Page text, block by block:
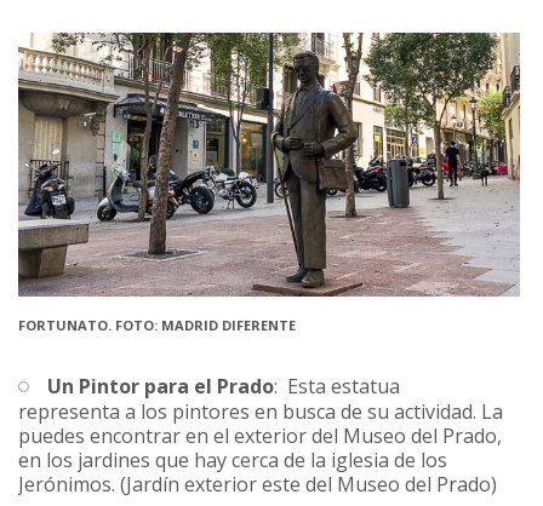
FORTUNATO. FOTO: MADRID DIFERENTE
Un Pintor para el Prado: Esta estatua
representa a los pintores en busca de su actividad. La
puedes encontrar en el exterior del Museo del Prado,
en los jardines que hay cerca de la iglesia de los
Jerónimos. (Jardín exterior este del Museo del Prado)